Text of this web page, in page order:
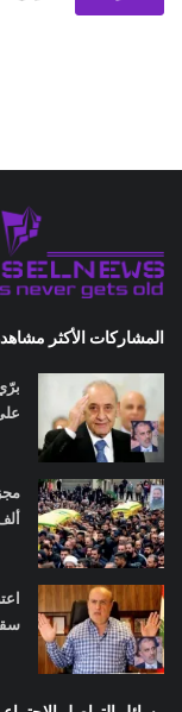
المشاركات الأكثر